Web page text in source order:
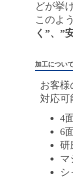
どが挙
このよ
く”、”
加工について
お客
対応可
4
6
研
マ
シ